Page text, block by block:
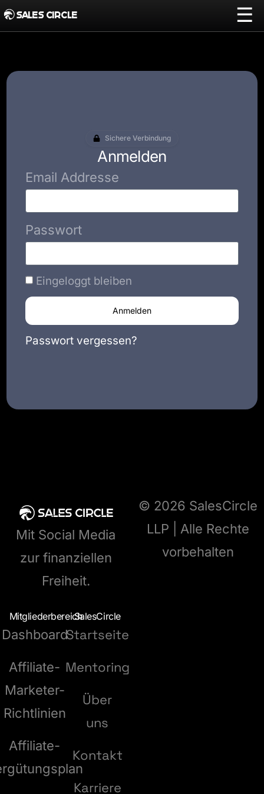
SALES CIRCLE ☰
Sichere Verbindung
Anmelden
Email Addresse
Passwort
Eingeloggt bleiben
Anmelden
Passwort vergessen?
Mit Social Media
zur finanziellen
Freiheit.
Mitgliederbereich
Dashboard
Affiliate-
Marketer-
Richtlinien
Affiliate-
SalesCircle
Startseite
Mentoring
Über
uns
Kontakt
Karriere
© 2026 SalesCircle
LLP | Alle Rechte
vorbehalten